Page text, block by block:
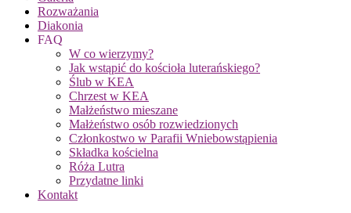
Rozważania
Diakonia
FAQ
W co wierzymy?
Jak wstąpić do kościoła luterańskiego?
Ślub w KEA
Chrzest w KEA
Małżeństwo mieszane
Małżeństwo osób rozwiedzionych
Członkostwo w Parafii Wniebowstąpienia
Składka kościelna
Róża Lutra
Przydatne linki
Kontakt